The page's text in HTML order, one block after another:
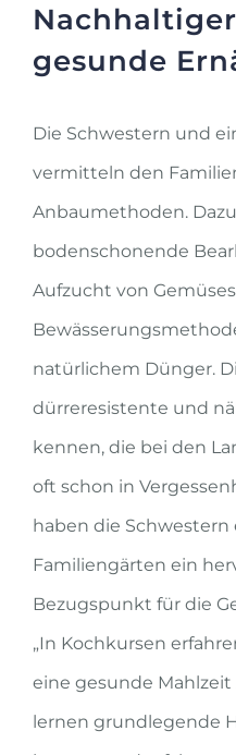
gesunde
Die Schwestern und
vermitteln den
Anbaumethoden.
bodenschonende
Aufzucht von
natürlichem Dünger.
dürreresistente und
kennen, die bei den
oft schon in
haben die Schwestern
Familiengärten ein
Bezugspunkt für die
„In Kochkursen
eine gesunde Mahlzeit
lernen grundlegende